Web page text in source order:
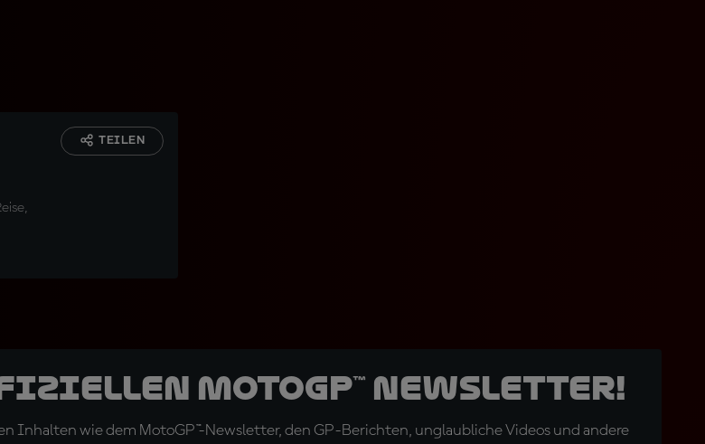
TEILEN
MotoGP™ Newsletter!
Inhalten wie dem MotoGP™-Newsletter, den GP-Berichten, unglaubliche Videos und andere